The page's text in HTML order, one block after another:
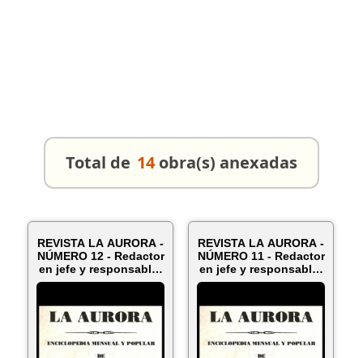
Total de 14 obra(s) anexadas
REVISTA LA AURORA -
NÚMERO 12 - Redactor
en jefe y responsable:
D...
REVISTA LA AURORA -
NÚMERO 11 - Redactor
en jefe y responsable:
D...